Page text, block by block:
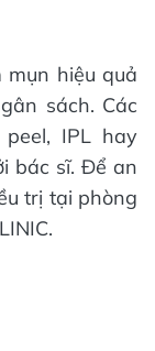
mụn hiệu quả
sách. Các
IPL hay
bác sĩ. Để an
trị tại phòng